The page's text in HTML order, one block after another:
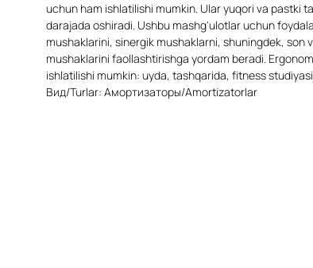
uchun ham ishlatilishi mumkin. Ular yuqori va pastki
darajada oshiradi. Ushbu mashg'ulotlar uchun
mushaklarini, sinergik mushaklarni, shuningdek, son
mushaklarini faollashtirishga yordam beradi.
ishlatilishi mumkin: uyda, tashqarida, fitness
Вид/Turlar: Амортизаторы/Amortizatorlar